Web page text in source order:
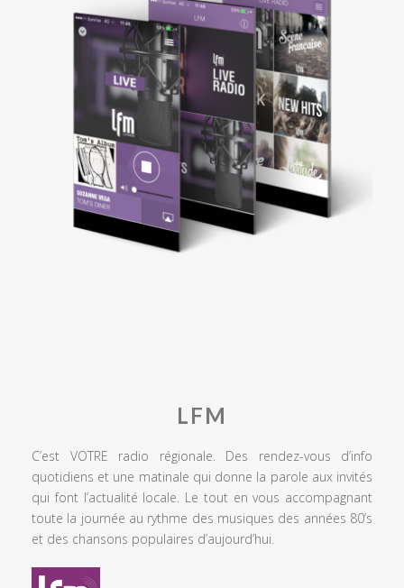
LFM
C’est VOTRE radio régionale. Des rendez-vous d’info
quotidiens et une matinale qui donne la parole aux invités
qui font l’actualité locale. Le tout en vous accompagnant
toute la journée au rythme des musiques des années 80’s
et des chansons populaires d’aujourd’hui.